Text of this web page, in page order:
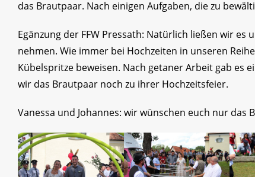
das Brautpaar. Nach einigen Aufgaben, die zu
Egänzung der FFW Pressath: Natürlich ließen wir
nehmen. Wie immer bei Hochzeiten in unseren
Kübelspritze beweisen. Nach getaner Arbeit gab es
wir das Brautpaar noch zu ihrer Hochzeitsfeier.
Vanessa und Johannes: wir wünschen euch nur das